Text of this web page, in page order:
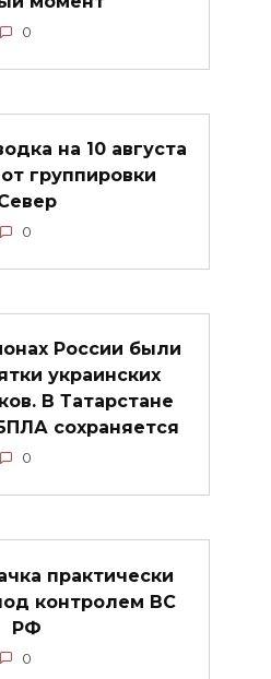
0
на 10 августа
группировки
0
России были
украинских
В Татарстане
сохраняется
0
практически
контролем ВС
РФ
0